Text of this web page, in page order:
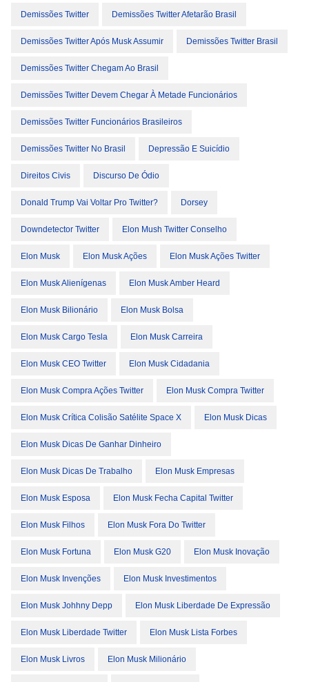
Demissões Twitter Demissões Twitter Afetarão Brasil
Demissões Twitter Após Musk Assumir Demissões Twitter Brasil
Demissões Twitter Chegam Ao Brasil
Demissões Twitter Devem Chegar À Metade Funcionários
Demissões Twitter Funcionários Brasileiros
Demissões Twitter No Brasil Depressão E Suicídio
Direitos Civis Discurso De Ódio
Donald Trump Vai Voltar Pro Twitter? Dorsey
Downdetector Twitter Elon Mush Twitter Conselho
Elon Musk Elon Musk Ações Elon Musk Ações Twitter
Elon Musk Alienígenas Elon Musk Amber Heard
Elon Musk Bilionário Elon Musk Bolsa
Elon Musk Cargo Tesla Elon Musk Carreira
Elon Musk CEO Twitter Elon Musk Cidadania
Elon Musk Compra Ações Twitter Elon Musk Compra Twitter
Elon Musk Crítica Colisão Satélite Space X Elon Musk Dicas
Elon Musk Dicas De Ganhar Dinheiro
Elon Musk Dicas De Trabalho Elon Musk Empresas
Elon Musk Esposa Elon Musk Fecha Capital Twitter
Elon Musk Filhos Elon Musk Fora Do Twitter
Elon Musk Fortuna Elon Musk G20 Elon Musk Inovação
Elon Musk Invenções Elon Musk Investimentos
Elon Musk Johhny Depp Elon Musk Liberdade De Expressão
Elon Musk Liberdade Twitter Elon Musk Lista Forbes
Elon Musk Livros Elon Musk Milionário